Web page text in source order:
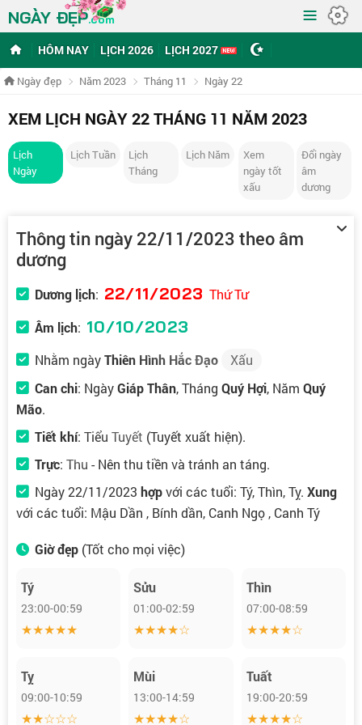
NGÀY ĐẸP.com ≡
HÔM NAY LỊCH 2026 LỊCH 2027
Ngày đẹp Năm 2023 Tháng 11 Ngày 22
XEM LỊCH NGÀY 22 THÁNG 11 NĂM 2023
Lịch
Ngày
Lịch Tuần
Lịch
Tháng
Lịch Năm
Xem
ngày tốt
xấu
Đổi ngày
âm
dương
Thông tin ngày 22/11/2023 theo âm
dương
Dương lịch: 22/11/2023 Thứ Tư
Âm lịch: 10/10/2023
Nhằm ngàyThiên Hình Hắc Đạo
Xấu
Can chi: NgàyGiáp Thân, Tháng Quý Hợi, Năm Quý
Mão.
Tiết khí: Tiểu Tuyết (Tuyết xuất hiện).
Trực: Thu - Nên thu tiền và tránh an táng.
Ngày 22/11/2023 hợpvới các tuổi: Tý, Thìn, Tỵ. Xung
với các tuổi: Mậu Dần , Bính dần, Canh Ngọ , Canh Tý
Giờ đẹp (Tốt cho mọi việc)
Tý
23:00-00:59
★★★★★
Sửu
01:00-02:59
★★★★☆
Thìn
07:00-08:59
★★★★☆
Tỵ
09:00-10:59
★★☆☆☆
Mùi
13:00-14:59
★★★★☆
Tuất
19:00-20:59
★★★★☆